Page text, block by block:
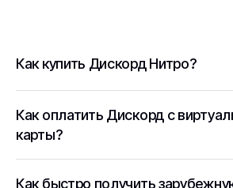
Как купить Дискорд Нитро?
Как оплатить Дискорд с
карты?
Как быстро получить